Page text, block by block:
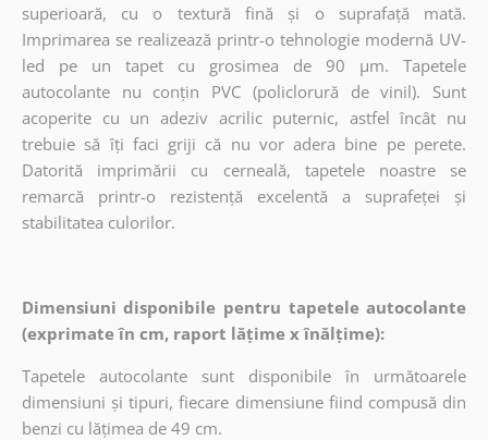
superioară, cu o textură fină și o suprafață mată.
Imprimarea se realizează printr-o tehnologie modernă UV-
led pe un tapet cu grosimea de 90 µm. Tapetele
autocolante nu conțin PVC (policlorură de vinil). Sunt
acoperite cu un adeziv acrilic puternic, astfel încât nu
trebuie să îți faci griji că nu vor adera bine pe perete.
Datorită imprimării cu cerneală, tapetele noastre se
remarcă printr-o rezistență excelentă a suprafeței și
stabilitatea culorilor.
Dimensiuni disponibile pentru tapetele autocolante
(exprimate în cm, raport lățime x înălțime):
Tapetele autocolante sunt disponibile în următoarele
dimensiuni și tipuri, fiecare dimensiune fiind compusă din
benzi cu lățimea de 49 cm.